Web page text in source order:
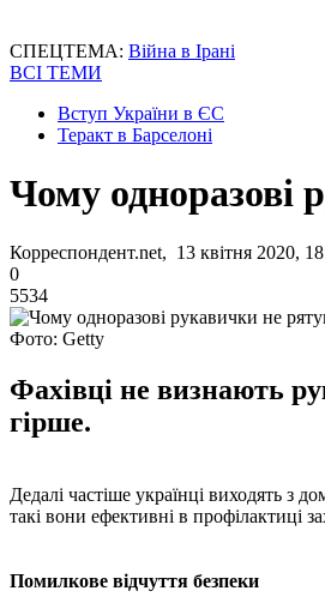
СПЕЦТЕМА: Війна в Ірані
ВСІ ТЕМИ
Вступ України в ЄС
Теракт в Барселоні
Чому одноразові
Корреспондент.net, 13 квітня 2020,
0
5534
Фото: Getty
Фахівці не визнають
гірше.
Дедалі частіше українці виходять з
такі вони ефективні в профілактиці
Помилкове відчуття безпеки